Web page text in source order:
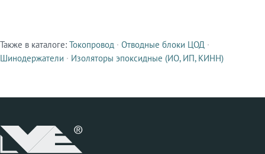
Смежные продукты
Также в каталоге: Токопровод · Отводные блоки ЦОД ·
Шинодержатели · Изоляторы эпоксидные (ИО, ИП, КИНН)